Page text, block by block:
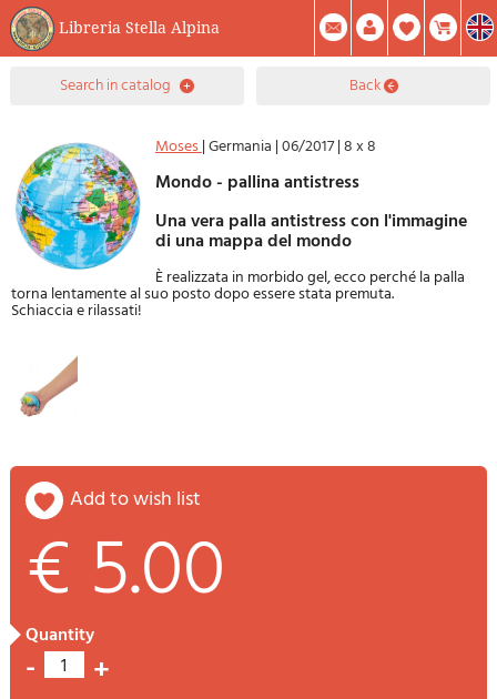
Libreria Stella Alpina
0Item(s) In Your Cart
Summary
Facebook
Create Account Mod. Password
search in catalog back
Moses|Germania |06/2017|8 x 8
Mondo - pallina antistress
Una vera palla antistress con l'immagine
di una mappa del mondo
È realizzata in morbido gel, ecco perché la palla
torna lentamente al suo posto dopo essere stata premuta.
Schiaccia e rilassati!
add to wish list
€ 5.00
quantity
- 1 +